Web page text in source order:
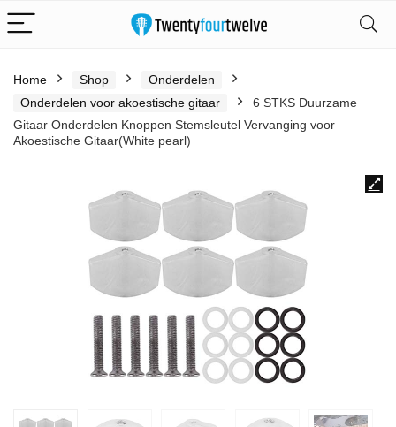
Home Shop
Onderdelen
Onderdelen voor akoestische gitaar
6 STKS Duurzame
Gitaar Onderdelen Knoppen Stemsleutel Vervanging voor
Akoestische Gitaar(White pearl)